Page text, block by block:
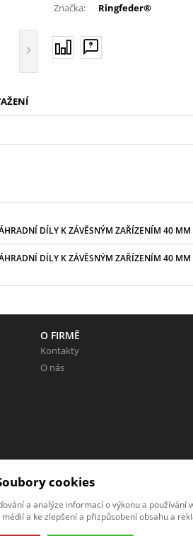
Značka:
Ringfeder®
DÍLY K ZÁVĚSNÝM ZAŘÍZENÍM 40 MM
DÍLY K ZÁVĚSNÝM ZAŘÍZENÍM 40 MM
O FIRMĚ
Kontakty
O nás
cookies
a analýze informací o výkonu a používání
a ke zlepšení a přizpůsobení obsahu a